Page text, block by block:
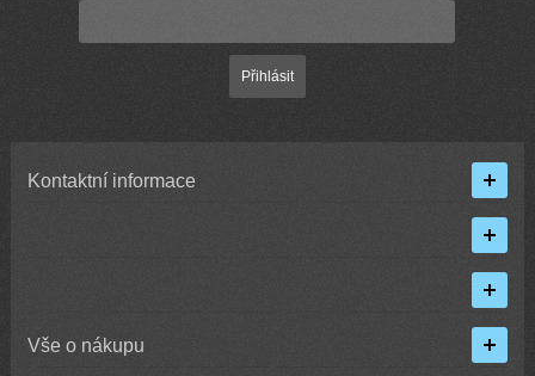
Přihlásit
Kontaktní informace
Vše o nákupu